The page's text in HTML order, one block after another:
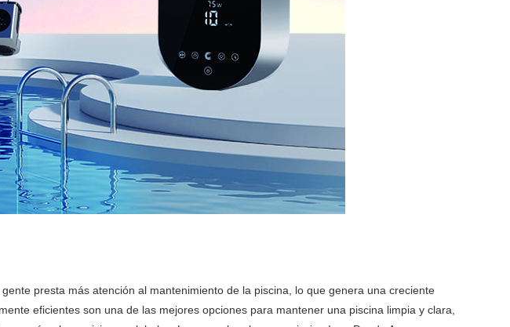
presta más atención al mantenimiento de la piscina, lo que genera una creciente
eficientes son una de las mejores opciones para mantener una piscina limpia y clara,